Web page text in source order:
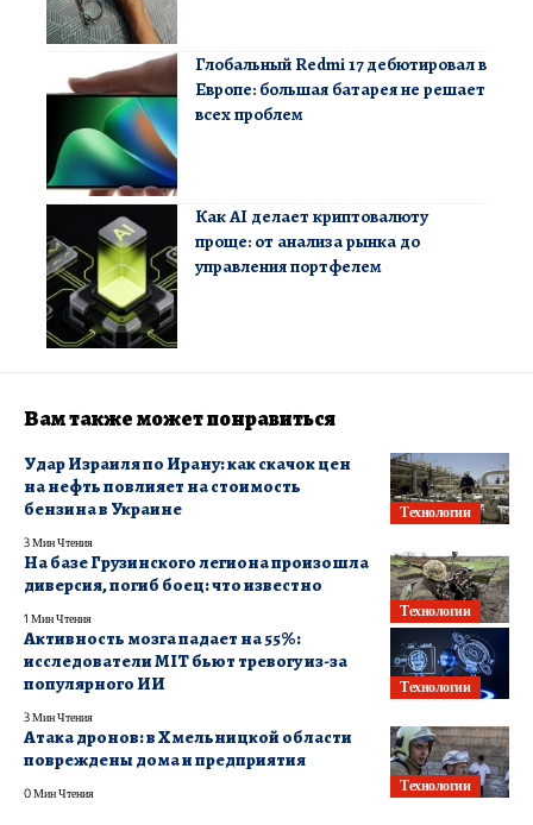
Глобальный Redmi 17 дебютировал в
Европе: большая батарея не решает
всех проблем
Как AI делает криптовалюту
проще: от анализа рынка до
управления портфелем
Вам также может понравиться
Технологии
Удар Израиля по Ирану: как скачок цен
на нефть повлияет на стоимость
бензина в Украине
3 Мин Чтения
Технологии
На базе Грузинского легиона произошла
диверсия, погиб боец: что известно
1 Мин Чтения
Технологии
Активность мозга падает на 55%:
исследователи MIT бьют тревогу из-за
популярного ИИ
3 Мин Чтения
Технологии
Атака дронов: в Хмельницкой области
повреждены дома и предприятия
0 Мин Чтения